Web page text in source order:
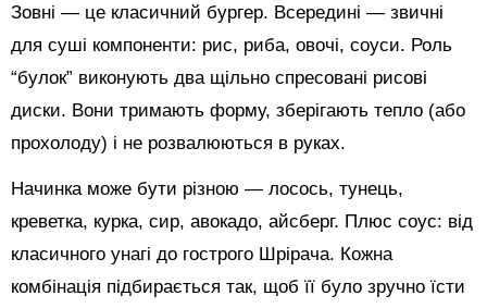
Зовні — це класичний бургер. Всередині — звичні
для суші компоненти: рис, риба, овочі, соуси. Роль
“булок” виконують два щільно спресовані рисові
диски. Вони тримають форму, зберігають тепло (або
прохолоду) і не розвалюються в руках.
Начинка може бути різною — лосось, тунець,
креветка, курка, сир, авокадо, айсберг. Плюс соус: від
класичного унагі до гострого Шрірача. Кожна
комбінація підбирається так, щоб її було зручно їсти